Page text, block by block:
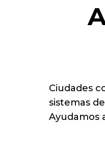
Ciudades
sistemas
Ayudamos